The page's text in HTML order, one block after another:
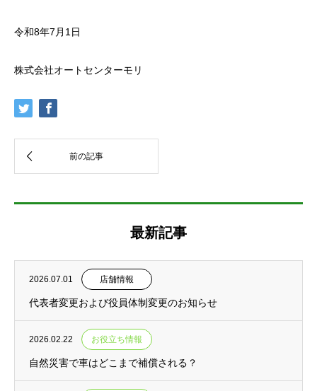
令和8年7月1日
株式会社オートセンターモリ
最新記事
2026.07.01 店舗情報
代表者変更および役員体制変更のお知らせ
2026.02.22 お役立ち情報
自然災害で車はどこまで補償される？